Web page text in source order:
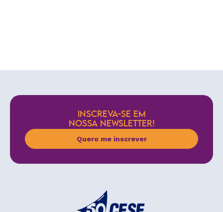
INSCREVA-SE EM
NOSSA NEWSLETTER!
Quero me inscrever